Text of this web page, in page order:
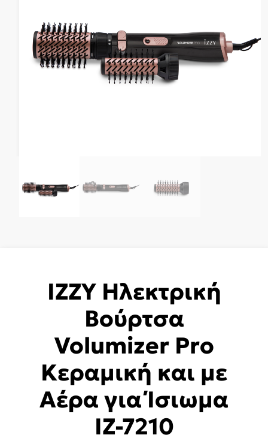
IZZY Ηλεκτρική
Βούρτσα
Volumizer Pro
Κεραμική και με
Αέρα για Ίσιωμα
IZ-7210